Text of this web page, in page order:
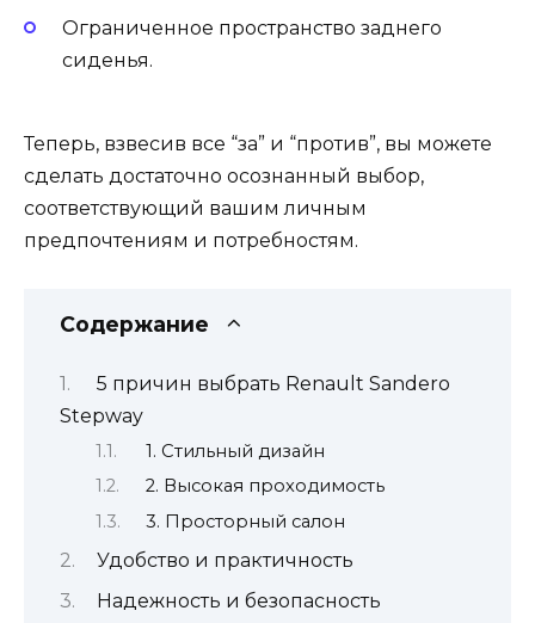
Ограниченное пространство заднего
сиденья.
Теперь, взвесив все “за” и “против”, вы можете
сделать достаточно осознанный выбор,
соответствующий вашим личным
предпочтениям и потребностям.
Содержание
5 причин выбрать Renault Sandero
Stepway
1. Стильный дизайн
2. Высокая проходимость
3. Просторный салон
Удобство и практичность
Надежность и безопасность